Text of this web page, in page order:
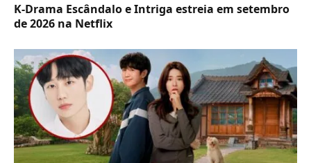
K-Drama Escândalo e Intriga estreia em setembro
de 2026 na Netflix